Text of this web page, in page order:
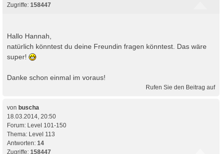
Zugriffe: 158447
Hallo Hannah,
natürlich könntest du deine Freundin fragen könntest. Das wäre
super!
Danke schon einmal im voraus!
Rufen Sie den Beitrag auf
von buscha
18.03.2014, 20:50
Forum: Level 101-150
Thema: Level 113
Antworten: 14
Zugriffe: 158447